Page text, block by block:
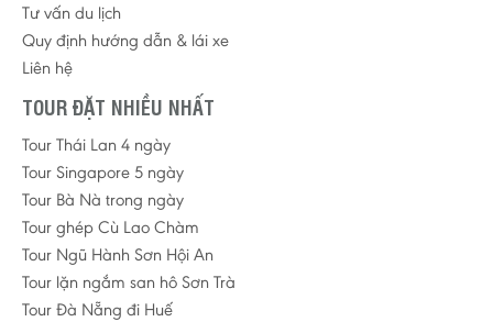
Tư vấn du lịch
Quy định hướng dẫn & lái xe
Liên hệ
TOUR ĐẶT NHIỀU NHẤT
Tour Thái Lan 4 ngày
Tour Singapore 5 ngày
Tour Bà Nà trong ngày
Tour ghép Cù Lao Chàm
Tour Ngũ Hành Sơn Hội An
Tour lặn ngắm san hô Sơn Trà
Tour Đà Nẵng đi Huế